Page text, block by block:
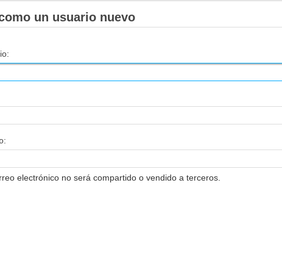
un usuario nuevo
electrónico no será compartido o vendido a terceros.